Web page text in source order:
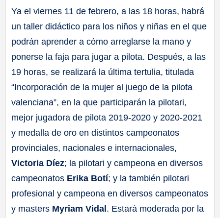
Ya el viernes 11 de febrero, a las 18 horas, habrá
un taller didáctico para los niños y niñas en el que
podrán aprender a cómo arreglarse la mano y
ponerse la faja para jugar a pilota. Después, a las
19 horas, se realizará la última tertulia, titulada
“Incorporación de la mujer al juego de la pilota
valenciana”, en la que participarán la pilotari,
mejor jugadora de pilota 2019-2020 y 2020-2021
y medalla de oro en distintos campeonatos
provinciales, nacionales e internacionales,
Victoria Díez; la pilotari y campeona en diversos
campeonatos Erika Botí; y la también pilotari
profesional y campeona en diversos campeonatos
y masters Myriam Vidal. Estará moderada por la